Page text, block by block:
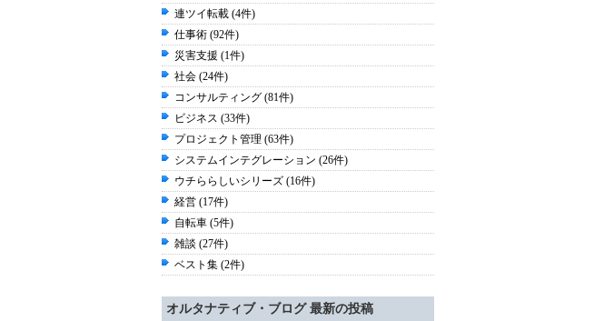
連ツイ転載 (4件)
仕事術 (92件)
災害支援 (1件)
社会 (24件)
コンサルティング (81件)
ビジネス (33件)
プロジェクト管理 (63件)
システムインテグレーション (26件)
ウチららしいシリーズ (16件)
経営 (17件)
自転車 (5件)
雑談 (27件)
ベスト集 (2件)
オルタナティブ・ブログ 最新の投稿